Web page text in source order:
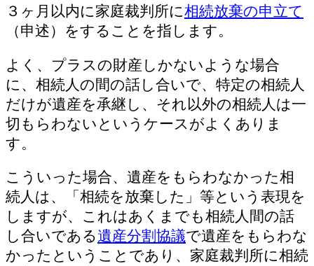
３ヶ月以内に家庭裁判所に相続放棄の申立て
（申述）をすることを指します。
よく、プラスの財産しかないような場合
に、相続人の間の話し合いで、特定の相続人
だけが遺産を承継し、それ以外の相続人は一
切もらわないというケースがよくありま
す。
こういった場合、遺産をもらわなかった相
続人は、「相続を放棄した」等という表現を
しますが、これはあくまでも相続人間の話
し合いである遺産分割協議で遺産をもらわな
かったということであり、家庭裁判所に相続